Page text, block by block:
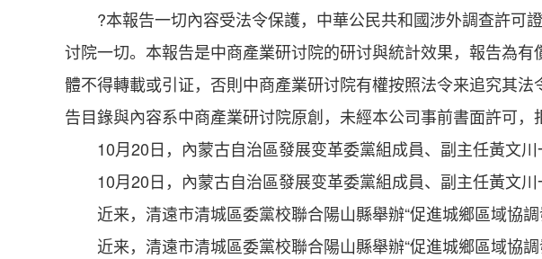
?本報告一切內容受法令保護，中華公民共和國涉外調查許可
讨院一切。本報告是中商產業研讨院的研讨與統計效果，報告為
體不得轉載或引证，否則中商產業研讨院有權按照法令来追究其
告目錄與內容系中商產業研讨院原創，未經本公司事前書面許可
10月20日，內蒙古自治區發展变革委黨組成員、副主任黃文川
10月20日，內蒙古自治區發展变革委黨組成員、副主任黃文川
近来，清遠市清城區委黨校聯合陽山縣舉辦“促進城鄉區域協
近来，清遠市清城區委黨校聯合陽山縣舉辦“促進城鄉區域協